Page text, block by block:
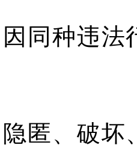
种违法
、破坏